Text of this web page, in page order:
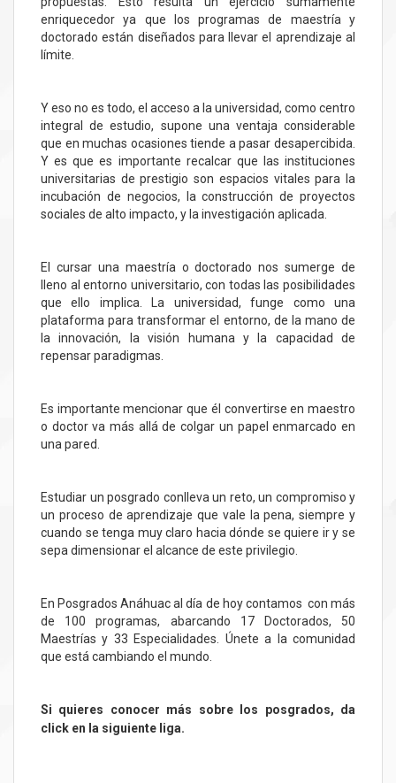
enriquecedor ya que los programas de maestría y
doctorado están diseñados para llevar el aprendizaje al
límite.
Y eso no es todo, el acceso a la universidad, como centro
integral de estudio, supone una ventaja considerable
que en muchas ocasiones tiende a pasar desapercibida.
Y es que es importante recalcar que las instituciones
universitarias de prestigio son espacios vitales para la
incubación de negocios, la construcción de proyectos
sociales de alto impacto, y la investigación aplicada.
El cursar una maestría o doctorado nos sumerge de
lleno al entorno universitario, con todas las posibilidades
que ello implica. La universidad, funge como una
plataforma para transformar el entorno, de la mano de
la innovación, la visión humana y la capacidad de
repensar paradigmas.
Es importante mencionar que él convertirse en maestro
o doctor va más allá de colgar un papel enmarcado en
una pared.
Estudiar un posgrado conlleva un reto, un compromiso y
un proceso de aprendizaje que vale la pena, siempre y
cuando se tenga muy claro hacia dónde se quiere ir y se
sepa dimensionar el alcance de este privilegio.
En Posgrados Anáhuac al día de hoy contamos con más
de 100 programas, abarcando 17 Doctorados, 50
Maestrías y 33 Especialidades. Únete a la comunidad
que está cambiando el mundo.
Si quieres conocer más sobre los posgrados, da
click en la siguiente liga.